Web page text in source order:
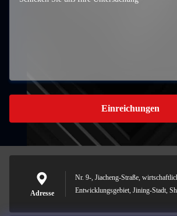
Einreichungen
Adresse
Nr. 9-, Jiacheng-Straße,
Entwicklungsgebiet, Jining-Stadt,